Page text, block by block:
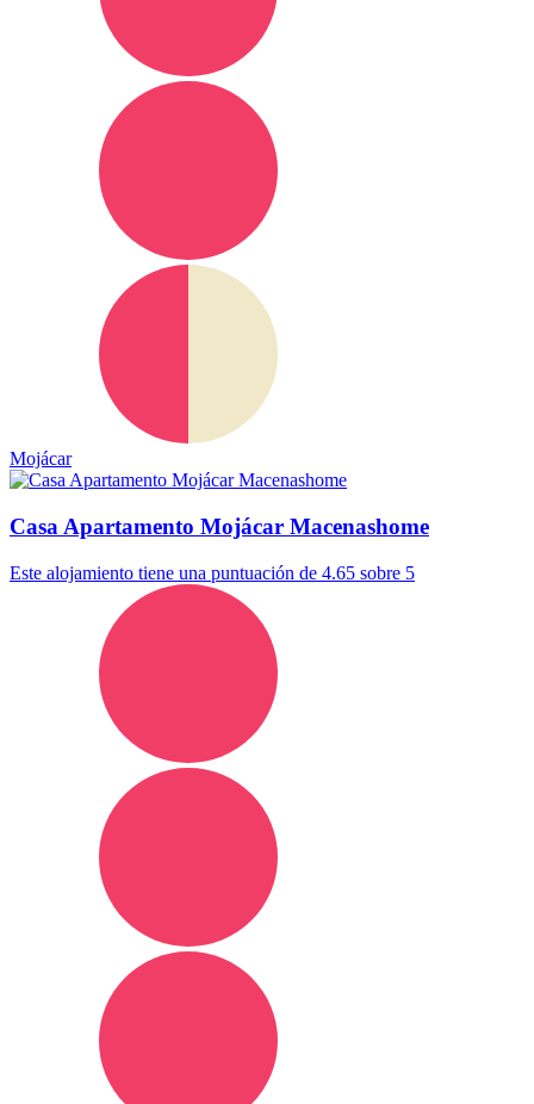
Mojácar
Casa Apartamento Mojácar Macenashome
Este alojamiento tiene una puntuación de 4.65 sobre 5